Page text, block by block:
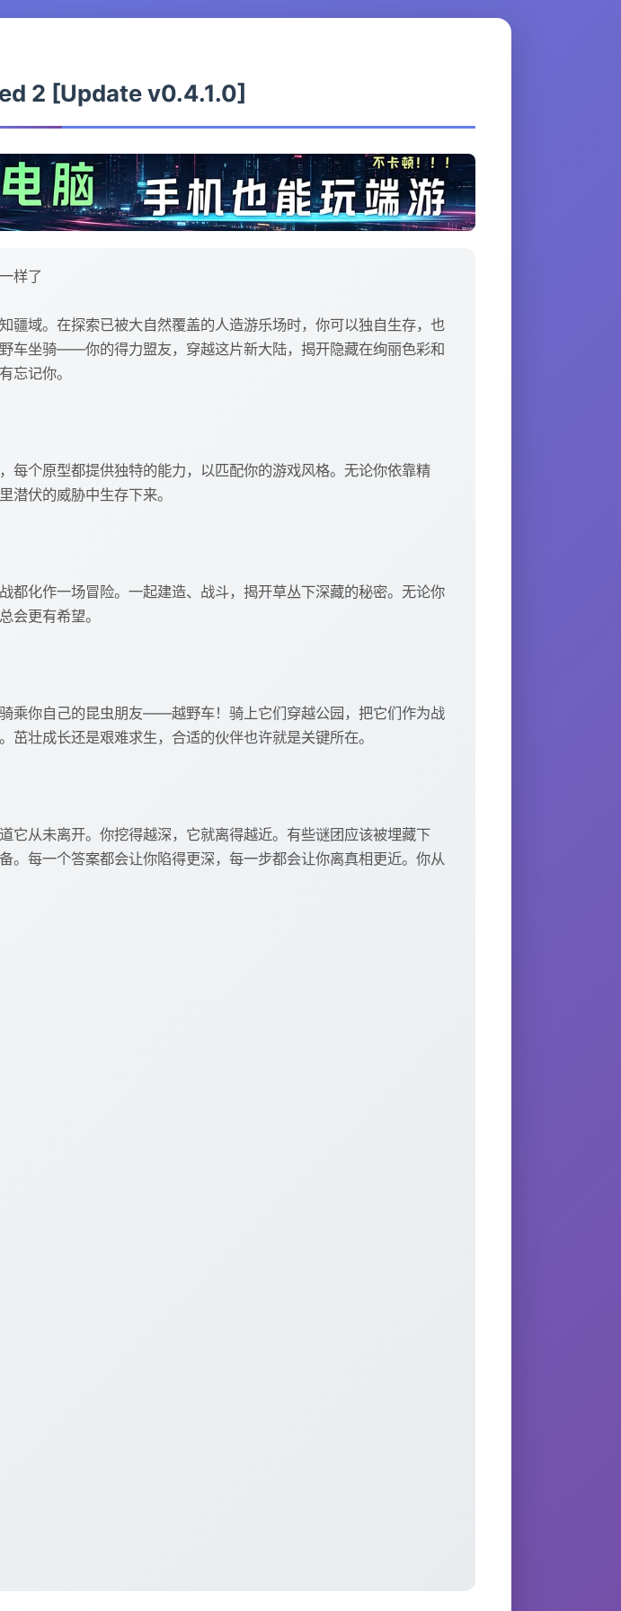
2 [Update v0.4.1.0]
样了
疆域。在探索已被大自然覆盖的人造游乐场时，你可以独自生存，也
车坐骑——你的得力盟友，穿越这片新大陆，揭开隐藏在绚丽色彩和
忘记你。
每个原型都提供独特的能力，以匹配你的游戏风格。无论你依靠精
潜伏的威胁中生存下来。
都化作一场冒险。一起建造、战斗，揭开草丛下深藏的秘密。无论你
会更有希望。
乘你自己的昆虫朋友——越野车！骑上它们穿越公园，把它们作为战
壮成长还是艰难求生，合适的伙伴也许就是关键所在。
从未离开。你挖得越深，它就离得越近。有些谜团应该被埋藏下
每一个答案都会让你陷得更深，每一步都会让你离真相更近。你从